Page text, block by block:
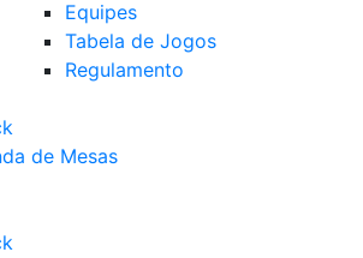
Equipes
Tabela de Jogos
Regulamento
de Mesas